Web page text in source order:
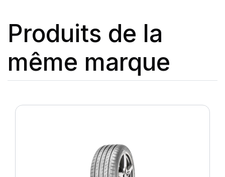
Produits de la
même marque